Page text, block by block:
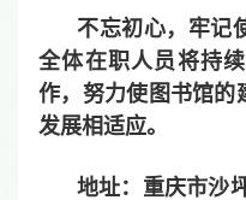
不忘初心，牢记
全体在职人员将持
作，努力使图书馆的
发展相适应。
地址：重庆市沙